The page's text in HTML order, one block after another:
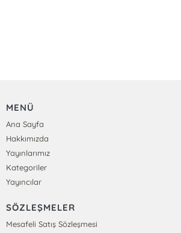
MENÜ
Ana Sayfa
Hakkımızda
Yayınlarımız
Kategoriler
Yayıncılar
SÖZLEŞMELER
Mesafeli Satış Sözleşmesi